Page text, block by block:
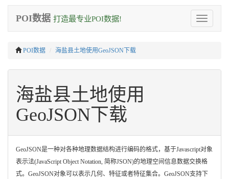
Toggle
navigation
POI数据 打造最专业POI数据!
POI数据 海盐县土地使用GeoJSON下载
海盐县土地使用
GeoJSON下载
GeoJSON是一种对各种地理数据结构进行编码的格式，基于Javascript对象
表示法(JavaScript Object Notation, 简称JSON)的地理空间信息数据交换格
式。GeoJSON对象可以表示几何、特征或者特征集合。GeoJSON支持下